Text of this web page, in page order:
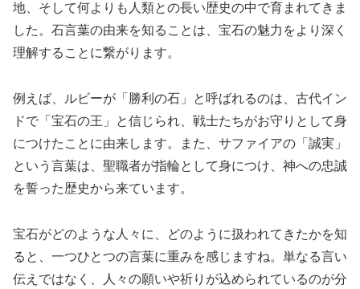
地、そして何よりも人類との長い歴史の中で育まれてきま
した。石言葉の由来を知ることは、宝石の魅力をより深く
理解することに繋がります。
例えば、ルビーが「勝利の石」と呼ばれるのは、古代イン
ドで「宝石の王」と信じられ、戦士たちがお守りとして身
につけたことに由来します。また、サファイアの「誠実」
という言葉は、聖職者が指輪として身につけ、神への忠誠
を誓った歴史から来ています。
宝石がどのような人々に、どのように扱われてきたかを知
ると、一つひとつの言葉に重みを感じますね。単なる言い
伝えではなく、人々の願いや祈りが込められているのが分